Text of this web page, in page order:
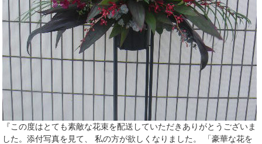
『この度はとても素敵な花束を配送していただきありがとうございま
した。添付写真を見て、 私の方が欲しくなりました。 「豪華な花を